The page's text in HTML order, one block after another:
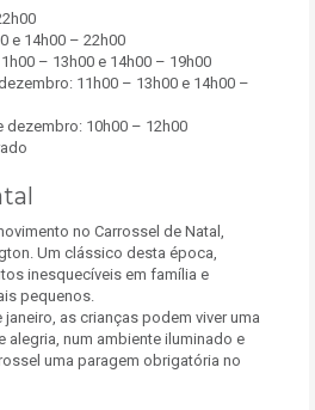
e 14h00 – 22h00
– 13h00 e 14h00 – 19h00
11h00 – 13h00 e 14h00 –
dezembro: 10h00 – 12h00
no Carrossel de Natal ,
Um clássico desta época,
inesquecíveis em família e
pequenos.
as crianças podem viver uma
alegria, num ambiente iluminado e
uma paragem obrigatória no